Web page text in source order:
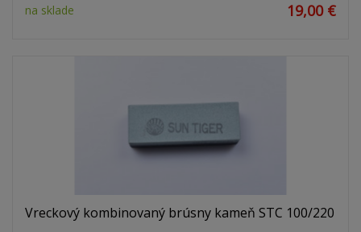
na sklade 19,00 €
Vreckový kombinovaný brúsny kameň STC 100/220